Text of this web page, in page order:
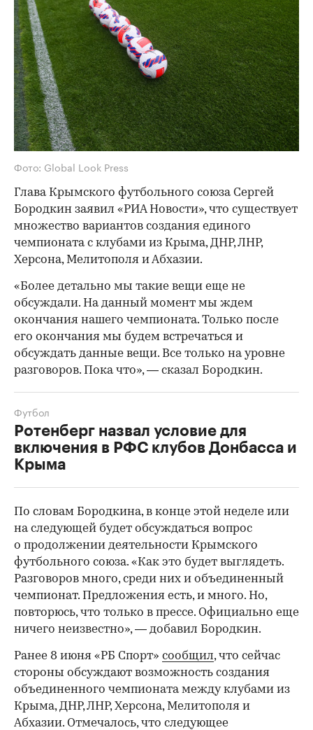
Фото: Global Look Press
Глава Крымского футбольного союза Сергей
Бородкин заявил «РИА Новости», что существует
множество вариантов создания единого
чемпионата с клубами из Крыма, ДНР, ЛНР,
Херсона, Мелитополя и Абхазии.
«Более детально мы такие вещи еще не
обсуждали. На данный момент мы ждем
окончания нашего чемпионата. Только после
его окончания мы будем встречаться и
обсуждать данные вещи. Все только на уровне
разговоров. Пока что», — сказал Бородкин.
Ротенберг назвал условие для
включения в РФС клубов Донбасса и
Крыма
Футбол
По словам Бородкина, в конце этой неделе или
на следующей будет обсуждаться вопрос
о продолжении деятельности Крымского
футбольного союза. «Как это будет выглядеть.
Разговоров много, среди них и объединенный
чемпионат. Предложения есть, и много. Но,
повторюсь, что только в прессе. Официально еще
ничего неизвестно», — добавил Бородкин.
Ранее 8 июня «РБ Спорт» сообщил, что сейчас
стороны обсуждают возможность создания
объединенного чемпионата между клубами из
Крыма, ДНР, ЛНР, Херсона, Мелитополя и
Абхазии. Отмечалось, что следующее